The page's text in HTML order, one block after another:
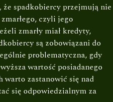
że spadkobiercy przejmują nie
czyli jego
zmarły miał kredyty,
są zobowiązani do
problematyczna, gdy
wartość posiadanego
zastanowić się nad
się odpowiedzialnym za